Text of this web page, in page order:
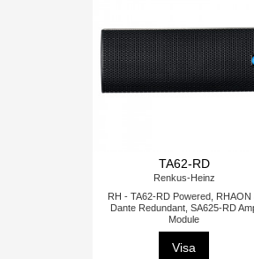
TA62-RD
Renkus-Heinz
RH - TA62-RD Powered, RHAON
Dante Redundant, SA625-RD
Module
Visa